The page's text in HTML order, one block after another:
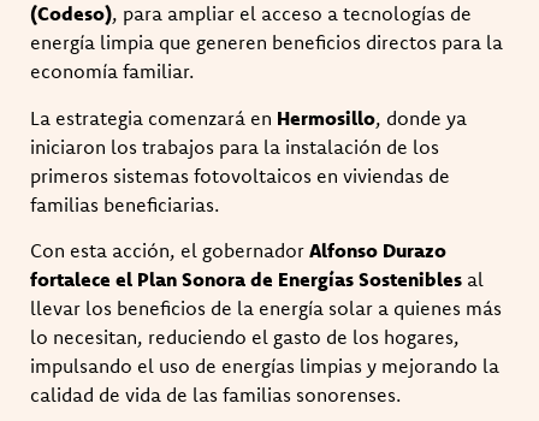
(Codeso), para ampliar el acceso a tecnologías de
energía limpia que generen beneficios directos para la
economía familiar.
La estrategia comenzará en Hermosillo, donde ya
iniciaron los trabajos para la instalación de los
primeros sistemas fotovoltaicos en viviendas de
familias beneficiarias.
Con esta acción, el gobernador Alfonso Durazo
fortalece el Plan Sonora de Energías Sostenibles al
llevar los beneficios de la energía solar a quienes más
lo necesitan, reduciendo el gasto de los hogares,
impulsando el uso de energías limpias y mejorando la
calidad de vida de las familias sonorenses.